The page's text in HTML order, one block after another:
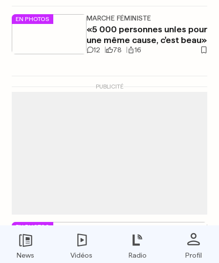
EN PHOTOS MARCHE FÉMINISTE
«5 000 personnes unies pour
une même cause, c'est beau»
12 78 16
PUBLICITÉ
EN PHOTOS
GAZA
Sans bateau, les pêcheurs
News Vidéos Radio Profil